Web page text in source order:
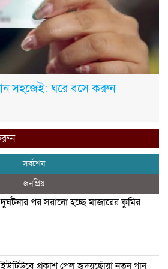
সহজেই: ঘরে বসে করুন
সর্বশেষ
জনপ্রিয়
দুর্ঘটনার পর সরানো হচ্ছে মাজারের কুমির
ইউটিউবে প্রকাশ পেল হৃদয়ছোঁয়া নতুন গান